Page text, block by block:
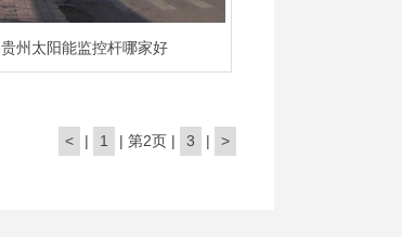
贵州太阳能监控杆哪家好
< | 1 | 第2页 | 3 | >